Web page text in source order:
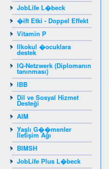
JobLife L�beck
�ift Etki - Doppel Effekt
Vitamin P
Ilkokul �ocuklara
destek
IQ-Netzwerk (Diplomanın
tanınması)
IBB
Dil ve Sosyal Hizmet
Desteği
AIM
Yaşlı G��menler
İletişim Ağı
BIMSH
JobLife Plus L�beck